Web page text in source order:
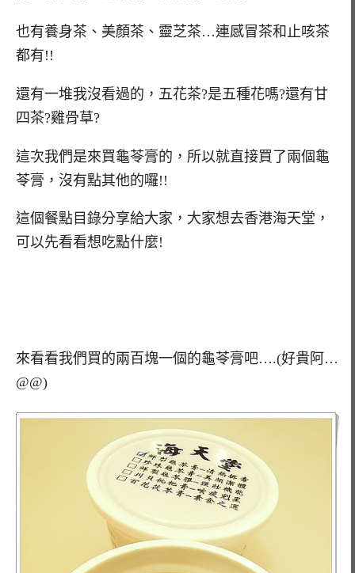
也有養身茶、美顏茶、靈芝茶…連感冒茶和止咳茶
都有!!
還有一堆我沒看過的，五花茶?是五種花嗎?還有甘
四茶?雞骨草?
這次我們是來買龜苓膏的，所以就直接買了兩個龜
苓膏，沒有點其他的囉!!
這個餐點目錄分享給大家，大家想去香港海天堂，
可以先看看想吃點什麼!
來看看我們買的兩百塊一個的龜苓膏吧….(好貴阿…
@@)